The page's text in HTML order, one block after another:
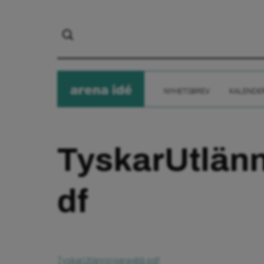
arenaide KALENDER
df
TyskarUtlänningarwebb.pdf